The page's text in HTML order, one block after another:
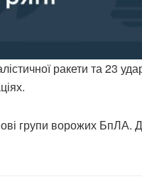
ракети та 23
групи ворожих БпЛА.